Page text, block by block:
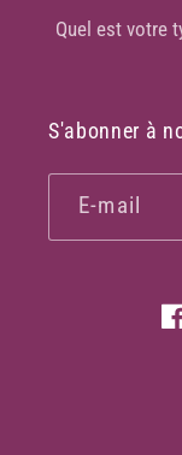
Quel est votre
S'abonner à
E-mail